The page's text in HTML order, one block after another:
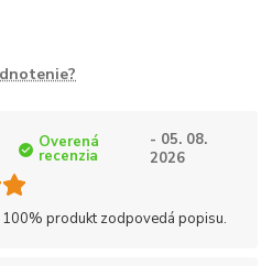
Overená
recenzia
- 05. 08.
2026
produkt zodpovedá popisu.